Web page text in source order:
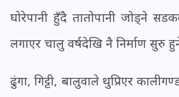
घोरेपानी हुँदै तातोपानी जोड्ने
लगाएर चालु वर्षदेखि नै निर्माण सुरु
ढुंगा, गिट्टी, बालुवाले थुप्रिएर